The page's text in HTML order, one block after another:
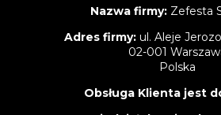
Nazwa firmy: Zefesta
Adres firmy:ul. Aleje
02-001
Polska
Obsługa Klienta jest